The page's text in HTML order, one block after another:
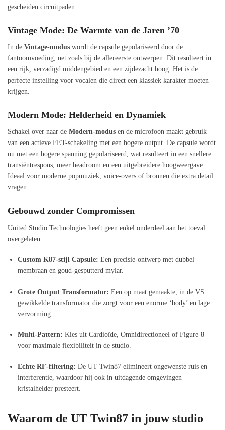
gescheiden circuitpaden.
Vintage Mode: De Warmte van de Jaren ’70
In de Vintage-modus wordt de capsule gepolariseerd door de
fantoomvoeding, net zoals bij de allereerste ontwerpen. Dit resulteert in
een rijk, verzadigd middengebied en een zijdezacht hoog. Het is de
perfecte instelling voor vocalen die direct een klassiek karakter moeten
krijgen.
Modern Mode: Helderheid en Dynamiek
Schakel over naar de Modern-modus en de microfoon maakt gebruik
van een actieve FET-schakeling met een hogere output. De capsule wordt
nu met een hogere spanning gepolariseerd, wat resulteert in een snellere
transiëntrespons, meer headroom en een uitgebreidere hoogweergave.
Ideaal voor moderne popmuziek, voice-overs of bronnen die extra detail
vragen.
Gebouwd zonder Compromissen
United Studio Technologies heeft geen enkel onderdeel aan het toeval
overgelaten:
Custom K87-stijl Capsule: Een precisie-ontwerp met dubbel
membraan en goud-gesputterd mylar.
Grote Output Transformator: Een op maat gemaakte, in de VS
gewikkelde transformator die zorgt voor een enorme ‘body’ en lage
vervorming.
Multi-Pattern: Kies uit Cardioïde, Omnidirectioneel of Figure-8
voor maximale flexibiliteit in de studio.
Echte RF-filtering: De UT Twin87 elimineert ongewenste ruis en
interferentie, waardoor hij ook in uitdagende omgevingen
kristalhelder presteert.
Waarom de UT Twin87 in jouw studio